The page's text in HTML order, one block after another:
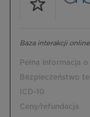
Baza interakcji online
Pełna informacja
Bezpieczeństwo
ICD-10
Ceny/refundacja